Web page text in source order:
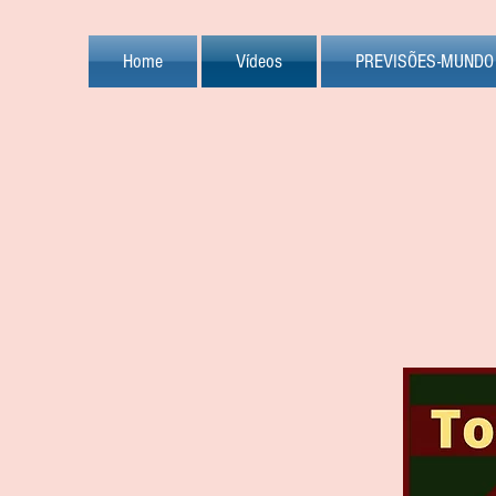
Home Vídeos PREVISÕES-MUNDO